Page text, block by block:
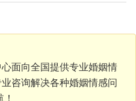
面向全国提供专业婚姻情
咨询解决各种婚姻情感问